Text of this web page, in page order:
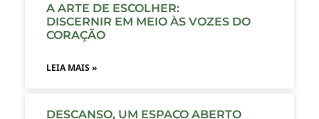
A ARTE DE ESCOLHER:
DISCERNIR EM MEIO ÀS VOZES DO
CORAÇÃO
LEIA MAIS »
DESCANSO, UM ESPAÇO ABERTO